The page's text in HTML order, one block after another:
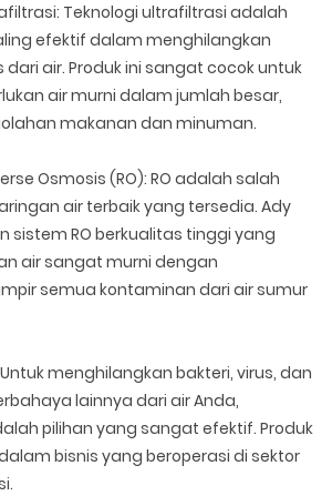
Teknologi ultrafiltrasi adalah
efektif dalam menghilangkan
dari air. Produk ini sangat cocok untuk
air murni dalam jumlah besar,
makanan dan minuman.
Osmosis (RO): RO adalah salah
air terbaik yang tersedia. Ady
sistem RO berkualitas tinggi yang
air sangat murni dengan
semua kontaminan dari air sumur
Untuk menghilangkan bakteri, virus, dan
lainnya dari air Anda,
pilihan yang sangat efektif. Produk
bisnis yang beroperasi di sektor